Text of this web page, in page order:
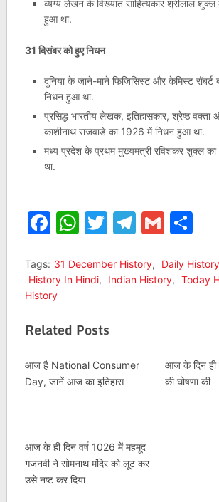
व्यंग्य लेखन के विख्यात साहित्यकार श्रीलाल
हुआ था.
31 दिसंबर को हुए निधन
दुनिया के जाने-माने फिजिसिस्‍ट और केमिस्‍ट
निधन हुआ था.
प्रसिद्ध भारतीय लेखक, इतिहासकार, श्रेष्ठ वक्ता
काशीनाथ राजवाडे का 1926 में निधन हुआ था.
मध्य प्रदेश के प्रथम मुख्यमंत्री रविशंकर शुक्ल
था.
Facebook
WhatsApp
TwitterGmail
Tags: 31 December History, Daily History
History In Hindi, Indian History, Today
History
Related Posts
आज है National Consumer
Day, जानें आज का इतिहास
आज के दिन ही
की घोषणा की
आज के ही दिन वर्ष 1026 में महमूद
गजनवी ने सोमनाथ मंदिर को लूट कर
उसे नष्ट कर दिया